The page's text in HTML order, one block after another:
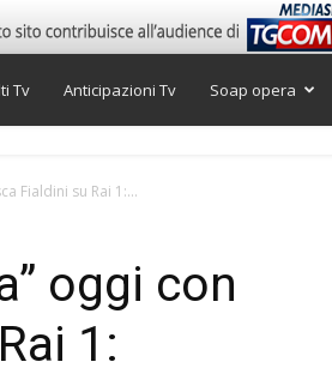
Tv Anticipazioni Tv Soap opera
Fialdini su Rai 1:...
oggi con
1: